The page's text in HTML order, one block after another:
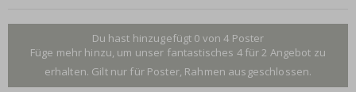
Du hast hinzugefügt 0 von 4 Poster
Füge mehr hinzu, um unser fantastisches 4 für 2 Angebot zu
erhalten. Gilt nur für Poster, Rahmen ausgeschlossen.